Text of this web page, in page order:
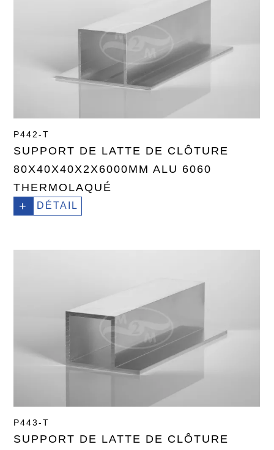
P442-T
SUPPORT DE LATTE DE CLÔTURE
80X40X40X2X6000MM ALU 6060
THERMOLAQUÉ
+ DÉTAIL
P443-T
SUPPORT DE LATTE DE CLÔTURE